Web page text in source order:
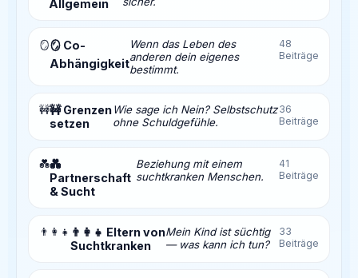
Allgemein
🪞🪞 Co-
Abhängigkeit
Wenn das Leben des
anderen dein eigenes
bestimmt.
48
Beiträge
🚧🚧 Grenzen
setzen
Wie sage ich Nein? Selbstschutz
ohne Schuldgefühle.
36
Beiträge
💑💑
Partnerschaft
& Sucht
Beziehung mit einem
suchtkranken Menschen.
41
Beiträge
👨‍👩‍👧 👨‍👩‍👧 Eltern von
Suchtkranken
Mein Kind ist süchtig
— was kann ich tun?
33
Beiträge